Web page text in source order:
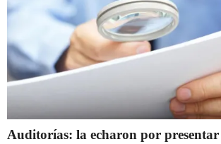
Auditorías: la echaron por